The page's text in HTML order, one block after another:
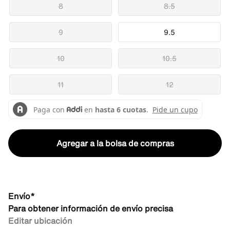
8 8.5
9 9.5
10 10.5
11 12
Agregar a la bolsa de compras
Envío*
Para obtener información de envío precisa
Editar ubicación